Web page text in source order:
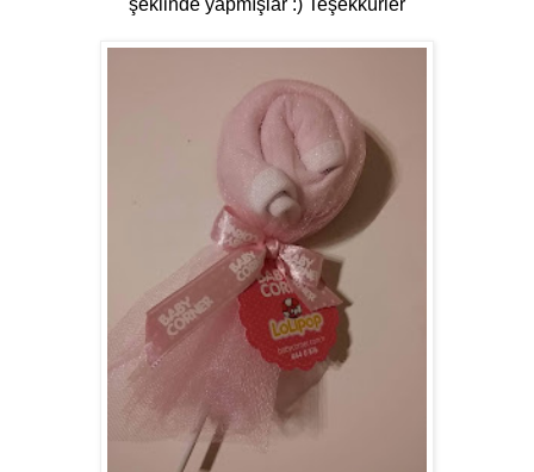
şeklinde yapmışlar :) Teşekkürler